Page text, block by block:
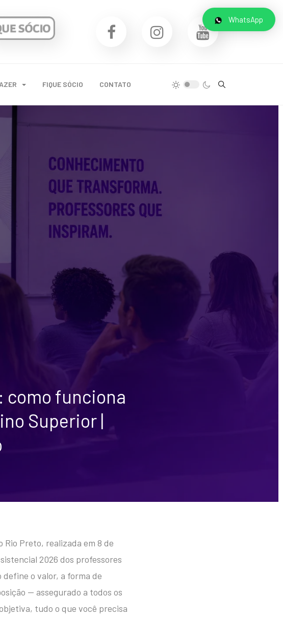
FIQUE SÓCIO CONTATO
como funciona
Superior |
Preto, realizada em 8 de
2026 dos professores
o valor, a forma de
— assegurado a todos os
tudo o que você precisa
WhatsApp